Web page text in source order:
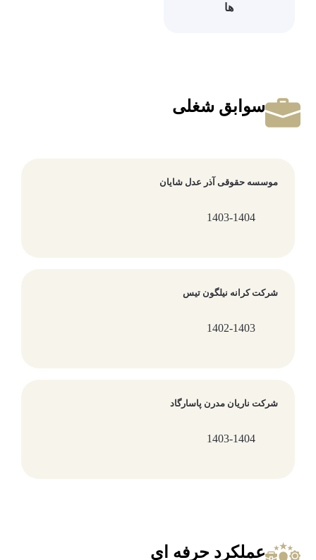
ها
سوابق شغلی
موسسه حقوقی آذر عدل شایان
1403-1404
شرکت کرانه نیلگون تیس
1402-1403
شرکت ناریان مدرن پاسارگاد
1403-1404
عملکرد حرفه ای